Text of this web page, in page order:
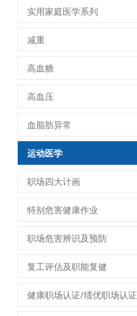
实用家庭医学系列
减重
高血糖
高血压
血脂肪异常
运动医学
职场四大计画
特别危害健康作业
职场危害辨识及预防
复工评估及职能复健
健康职场认证/绩优职场认证